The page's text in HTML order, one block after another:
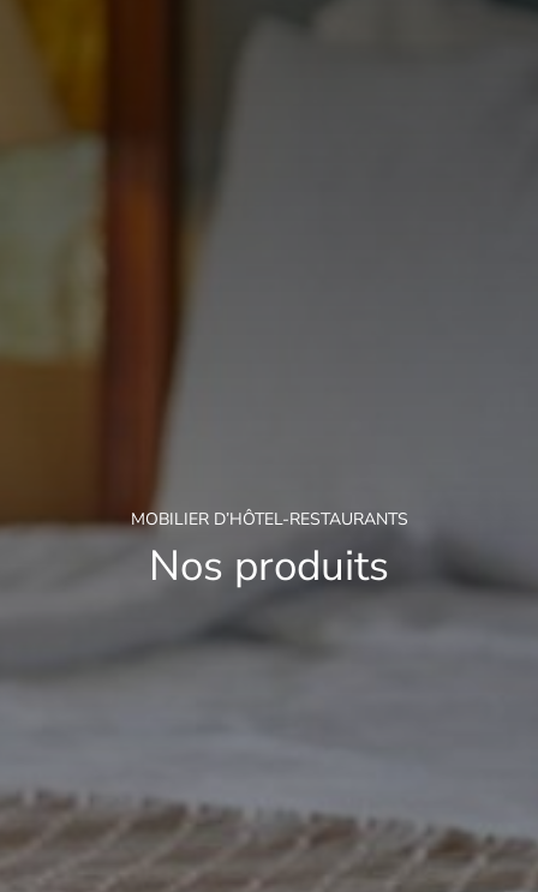
MOBILIER D’HÔTEL-RESTAURANTS
Nos produits